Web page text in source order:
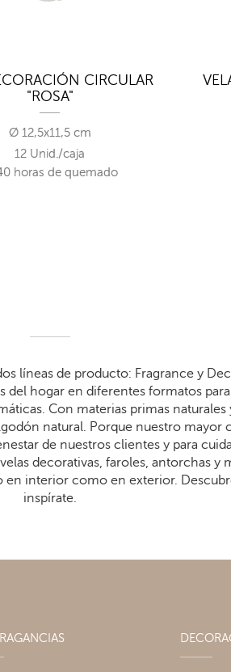
CIRCULAR
"ROSA"
Ø 12,5x11,5 cm
12 Unid./caja
horas de quemado
líneas de producto: Fragrance y
del hogar en diferentes formatos
Con materias primas
natural. Porque nuestro mayor
de nuestros clientes y para
decorativas, faroles, antorchas y
en interior como en exterior.
inspírate.